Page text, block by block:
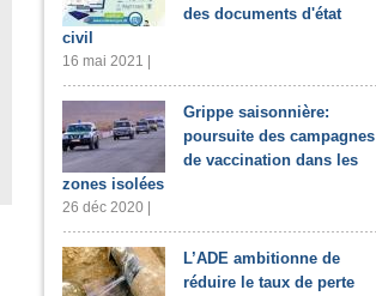
des documents d'état
civil
16 mai 2021 |
Grippe saisonnière:
poursuite des campagnes
de vaccination dans les
zones isolées
26 déc 2020 |
L’ADE ambitionne de
réduire le taux de perte